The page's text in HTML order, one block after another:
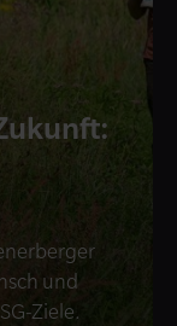
und
Ziele.